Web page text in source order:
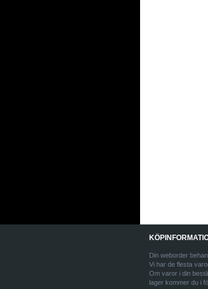
Din weborder
Vi har de flesta
Om varor i din
lager kommer du i